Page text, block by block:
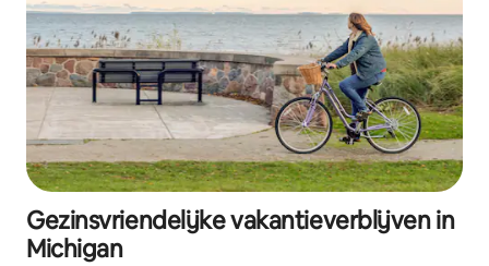
Gezinsvriendelijke vakantieverblijven in
Michigan